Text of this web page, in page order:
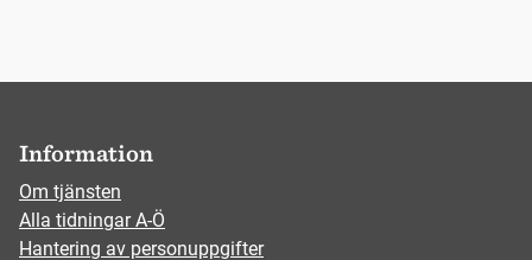
Information
Om tjänsten
Alla tidningar A-Ö
Hantering av personuppgifter